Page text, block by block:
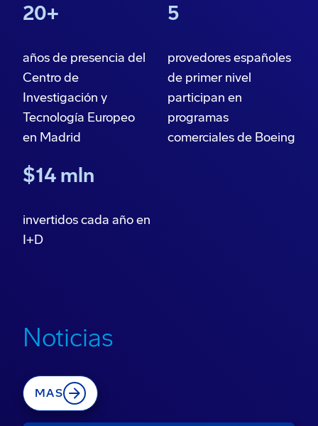
20+
años de presencia del
Centro de
Investigación y
Tecnología Europeo
en Madrid
5
provedores españoles
de primer nivel
participan en
programas
comerciales de Boeing
$14 mln
invertidos cada año en
I+D
Noticias
MAS